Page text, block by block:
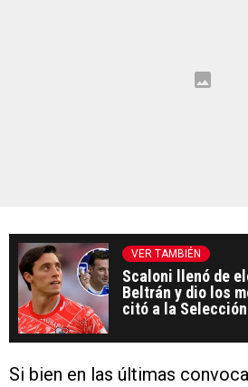
VER TAMBIÉN
Scaloni llenó de
Beltrán y dio los
citó a la
Si bien en las últimas